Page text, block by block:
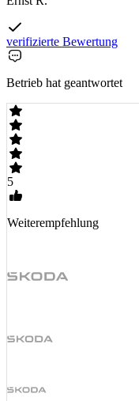
verifizierte Bewertung
Betrieb hat geantwortet
5
Weiterempfehlung